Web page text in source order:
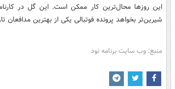
این روزها محال‌ترین کار ممکن است. این گل در
شیرین‌تر بخواهد پرونده فوتبالی یکی از بهترین مدافعان
منبع: وب سایت برنامه نود